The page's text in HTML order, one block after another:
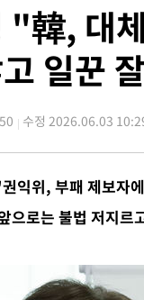
관 "美무역법 제301조
매도사이드카 발동
주 초대 시민추천 부시
, 2.15포인트(0.27%) 내
, 119.51포인트(1.81%)
지 497.3억 달러…두 달 연
'폭염중대경보'…40도 관
스포캔 시의 통제불능 3개
닥, 800p 회복…0.26% 오
"韓, 대
일꾼
수정 2026.06.03
익위, 부패 제보자
으로는 불법 저지르